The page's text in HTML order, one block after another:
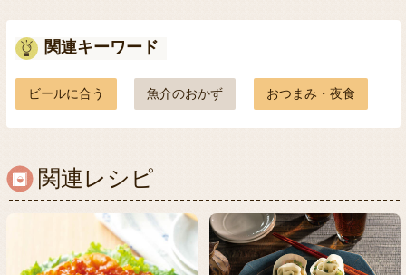
関連キーワード
ビールに合う 魚介のおかず おつまみ・夜食
関連レシピ